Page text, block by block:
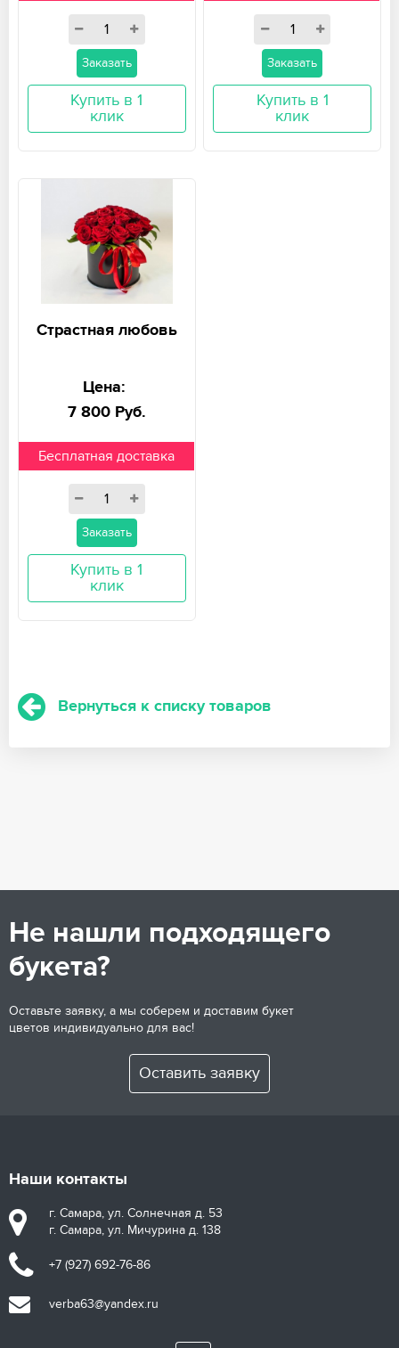
Заказать
Купить в 1
клик
Заказать
Купить в 1
клик
Страстная любовь
Цена:
7 800 Руб.
Бесплатная доставка
Заказать
Купить в 1
клик
Вернуться к списку товаров
Не нашли подходящего
букета?
Оставьте заявку, а мы соберем и доставим букет
цветов индивидуально для вас!
Оставить заявку
Наши контакты
г. Самара, ул. Солнечная д. 53
г. Самара, ул. Мичурина д. 138
+7 (927) 692-76-86
verba63@yandex.ru